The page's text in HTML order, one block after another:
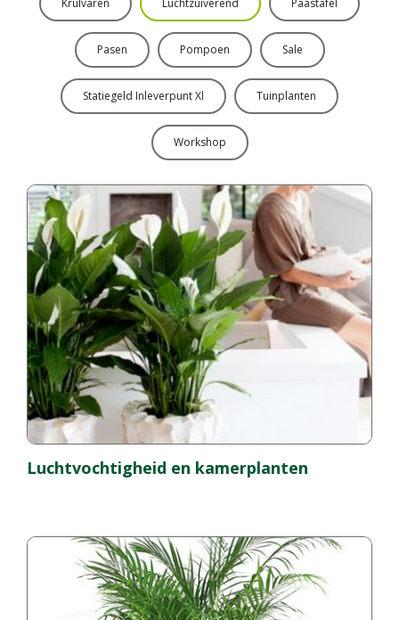
Krulvaren Luchtzuiverend Paastafel
Pasen Pompoen Sale
Statiegeld Inleverpunt Xl Tuinplanten
Workshop
Luchtvochtigheid en kamerplanten